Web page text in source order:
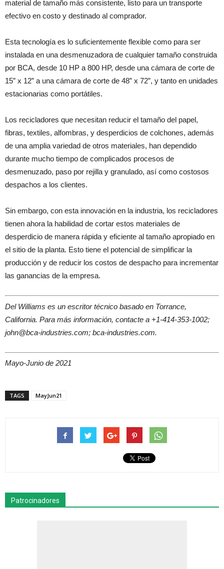
material de tamaño más consistente, listo para un transporte
efectivo en costo y destinado al comprador.
Esta tecnología es lo suficientemente flexible como para ser
instalada en una desmenuzadora de cualquier tamaño construida
por BCA, desde 10 HP a 800 HP, desde una cámara de corte de
15” x 12” a una cámara de corte de 48” x 72”, y tanto en unidades
estacionarias como portátiles.
Los recicladores que necesitan reducir el tamaño del papel,
fibras, textiles, alfombras, y desperdicios de colchones, además
de una amplia variedad de otros materiales, han dependido
durante mucho tiempo de complicados procesos de
desmenuzado, paso por rejilla y granulado, así como costosos
despachos a los clientes.
Sin embargo, con esta innovación en la industria, los recicladores
tienen ahora la habilidad de cortar estos materiales de
desperdicio de manera rápida y eficiente al tamaño apropiado en
el sitio de la planta. Esto tiene el potencial de simplificar la
producción y de reducir los costos de despacho para incrementar
las ganancias de la empresa.
Del Williams es un escritor técnico basado en Torrance,
California. Para más información, contacte a +1-414-353-1002;
john@bca-industries.com; bca-industries.com.
Mayo-Junio de 2021
TAGS MayJun21
Patrocinadores